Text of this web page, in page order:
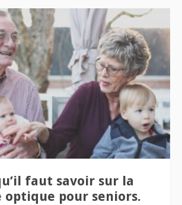
faut savoir sur la
pour seniors.